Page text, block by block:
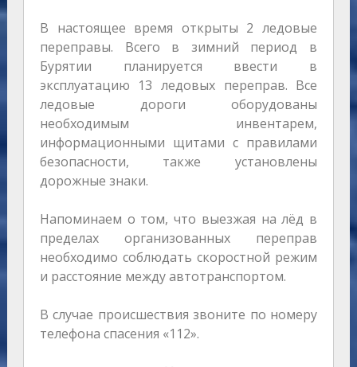
В настоящее время открыты 2 ледовые
переправы. Всего в зимний период в
Бурятии планируется ввести в
эксплуатацию 13 ледовых переправ. Все
ледовые дороги оборудованы
необходимым инвентарем,
информационными щитами с правилами
безопасности, также установлены
дорожные знаки.
Напоминаем о том, что выезжая на лёд в
пределах организованных переправ
необходимо соблюдать скоростной режим
и расстояние между автотранспортом.
В случае происшествия звоните по номеру
телефона спасения «112».